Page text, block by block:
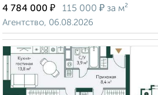
4 784 000 ₽ 115 000 ₽ за м²
Агентство, 06.08.2026